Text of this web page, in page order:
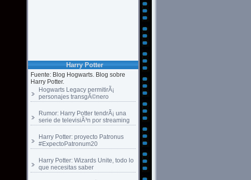
Harry Potter
Fuente: Blog Hogwarts. Blog sobre
Harry Potter.
Hogwarts Legacy permitirÃ¡
personajes transgÃ©nero
Rumor: Harry Potter tendrÃ¡ una
serie de televisiÃ³n por streaming
Harry Potter: proyecto Patronus
#ExpectoPatronum20
Harry Potter: Wizards Unite, todo lo
que necesitas saber